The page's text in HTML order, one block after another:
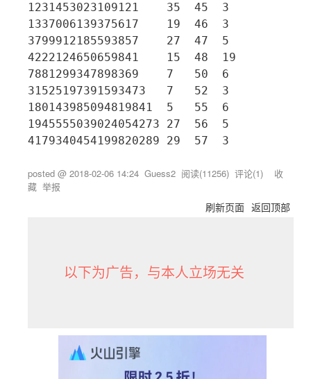
1231453023109121    35  45  3
1337006139375617    19  46  3
3799912185593857    27  47  5
4222124650659841    15  48  19
7881299347898369    7   50  6
31525197391593473   7   52  3
180143985094819841  5   55  6
1945555039024054273 27  56  5
posted @ 2018-02-06 14:24 Guess2 阅读(11256) 评论(1) 收
藏 举报
刷新页面 返回顶部